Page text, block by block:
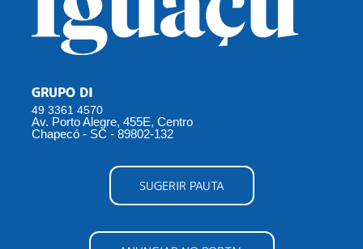
GRUPO DI
49 3361 4570
Av. Porto Alegre, 455E, Centro
Chapecó - SC - 89802-132
SUGERIR PAUTA